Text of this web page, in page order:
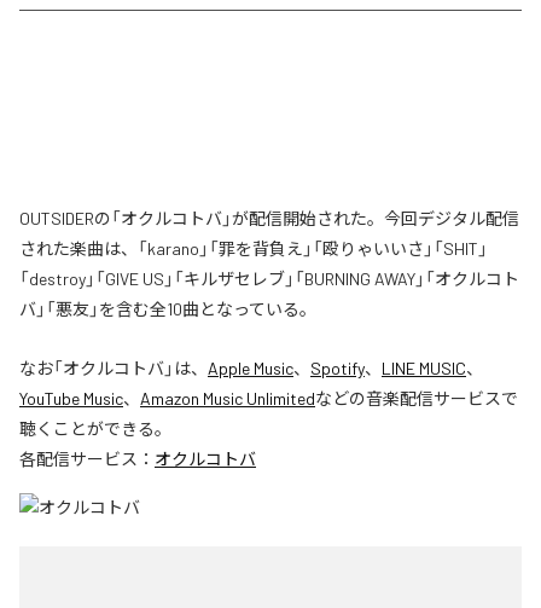
OUTSIDERの「オクルコトバ」が配信開始された。今回デジタル配信
された楽曲は、「karano」「罪を背負え」「殴りゃいいさ」「SHIT」
「destroy」「GIVE US」「キルザセレブ」「BURNING AWAY」「オクルコト
バ」「悪友」を含む全10曲となっている。
なお「オクルコトバ」は、 Apple Music、 Spotify、 LINE MUSIC、
YouTube Music、 Amazon Music Unlimitedなどの音楽配信サービスで
聴くことができる。
各配信サービス： オクルコトバ